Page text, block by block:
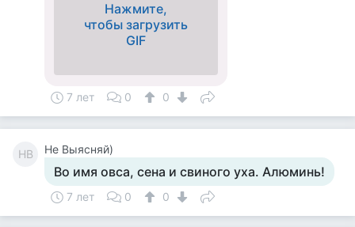
Нажмите,
чтобы загрузить
GIF
7 лет 0 0
НВ Не Выясняй)
Во имя овса, сена и свиного уха. Алюминь!
7 лет 0 0